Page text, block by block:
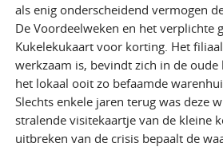
als enig onderscheidend vermogen
De Voordeelweken en het verplichte
Kukelekukaart voor korting. Het
werkzaam is, bevindt zich in de oude
het lokaal ooit zo befaamde
Slechts enkele jaren terug was deze
stralende visitekaartje van de kleine
uitbreken van de crisis bepaalt de